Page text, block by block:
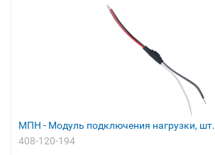
МПН - Модуль подключения нагрузки, шт.
408-120-194